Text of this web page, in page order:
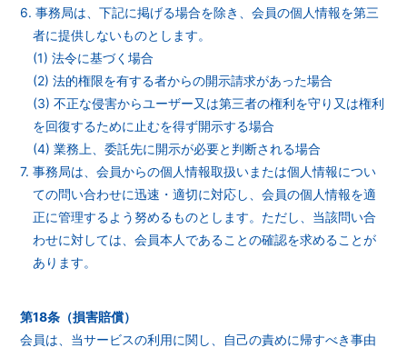
6. 事務局は、下記に掲げる場合を除き、会員の個人情報を第三
者に提供しないものとします。
(1) 法令に基づく場合
(2) 法的権限を有する者からの開示請求があった場合
(3) 不正な侵害からユーザー又は第三者の権利を守り又は権利
を回復するために止むを得ず開示する場合
(4) 業務上、委託先に開示が必要と判断される場合
7. 事務局は、会員からの個人情報取扱いまたは個人情報につい
ての問い合わせに迅速・適切に対応し、会員の個人情報を適
正に管理するよう努めるものとします。ただし、当該問い合
わせに対しては、会員本人であることの確認を求めることが
あります。
第18条（損害賠償）
会員は、当サービスの利用に関し、自己の責めに帰すべき事由